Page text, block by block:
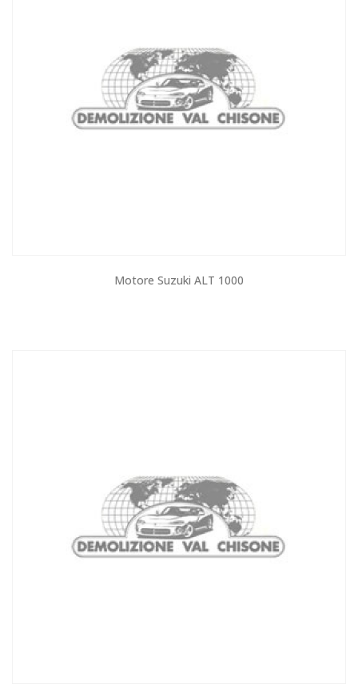
Motore Suzuki ALT 1000